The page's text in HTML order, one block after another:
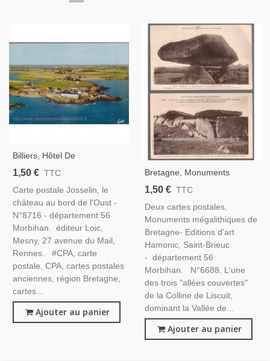
Billiers, Hôtel De
Rochevilaine Et Auberge De
Département Morbihan,
Bretagne, Hôtels Restaurants
1,50 € TTC
Carte postale Josselin, le
château au bord de l'Oust -
N°8716 - département 56
Morbihan. éditeur Loic,
Mesny, 27 avenue du Mail,
Rennes. #CPA, carte
postale, CPA, cartes postales
anciennes, région Bretagne,
cartes...
Ajouter au panier
Bretagne, Monuments
Mégalithiques, 2 Cartes
Et Locmariaquer - Art Celte,
Dép 56 Morbihan,
1,50 € TTC
Deux cartes postales,
Monuments mégalithiques de
Bretagne- Editions d'art
Hamonic, Saint-Brieuc
- département 56
Morbihan. N°6688. L'une
des trois "allées couvertes"
de la Colline de Liscuit,
dominant la Vallée de...
Ajouter au panier